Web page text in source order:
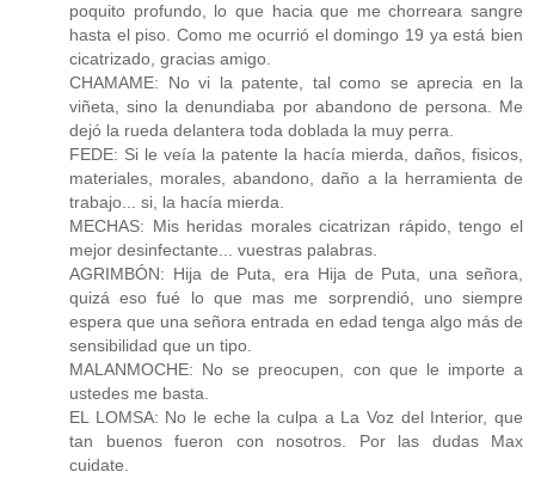
poquito profundo, lo que hacia que me chorreara sangre
hasta el piso. Como me ocurrió el domingo 19 ya está bien
cicatrizado, gracias amigo.
CHAMAME: No vi la patente, tal como se aprecia en la
viñeta, sino la denundiaba por abandono de persona. Me
dejó la rueda delantera toda doblada la muy perra.
FEDE: Si le veía la patente la hacía mierda, daños, fisicos,
materiales, morales, abandono, daño a la herramienta de
trabajo... si, la hacía mierda.
MECHAS: Mis heridas morales cicatrizan rápido, tengo el
mejor desinfectante... vuestras palabras.
AGRIMBÓN: Hija de Puta, era Hija de Puta, una señora,
quizá eso fué lo que mas me sorprendió, uno siempre
espera que una señora entrada en edad tenga algo más de
sensibilidad que un tipo.
MALANMOCHE: No se preocupen, con que le importe a
ustedes me basta.
EL LOMSA: No le eche la culpa a La Voz del Interior, que
tan buenos fueron con nosotros. Por las dudas Max
cuidate.